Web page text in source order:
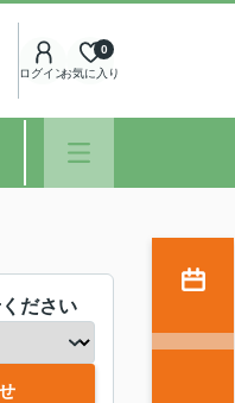
ログインお気に入り
0
ださい